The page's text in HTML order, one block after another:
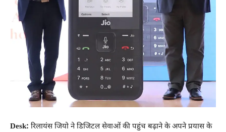
Desk: रिलायंस जियो ने डिजिटल सेवाओं की पहुंच बढ़ाने के अपने प्रयास के